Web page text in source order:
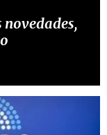
novedades,